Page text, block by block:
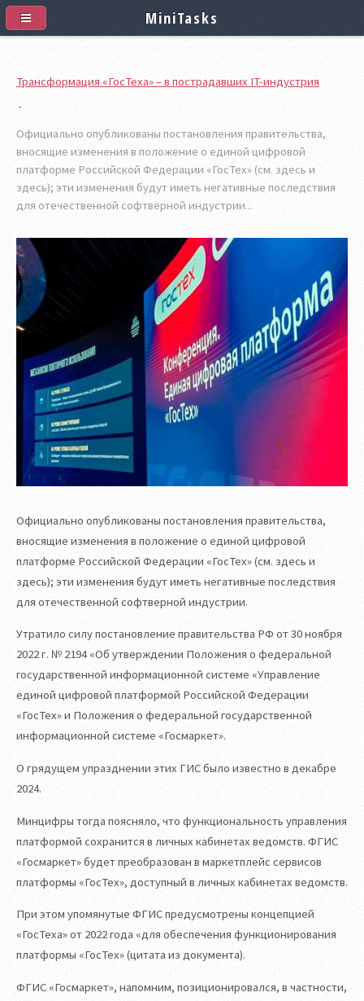
Трансформация «ГосТеха» – в пострадавших IT-индустрия
Официально опубликованы постановления правительства,
вносящие изменения в положение о единой цифровой
платформе Российской Федерации «ГосТех» (см. здесь и
здесь); эти изменения будут иметь негативные последствия
для отечественной софтверной индустрии...
Официально опубликованы постановления правительства,
вносящие изменения в положение о единой цифровой
платформе Российской Федерации «ГосТех» (см. здесь и
здесь); эти изменения будут иметь негативные последствия
для отечественной софтверной индустрии.
Утратило силу постановление правительства РФ от 30 ноября
2022 г. № 2194 «Об утверждении Положения о федеральной
государственной информационной системе «Управление
единой цифровой платформой Российской Федерации
«ГосТех» и Положения о федеральной государственной
информационной системе «Госмаркет».
О грядущем упразднении этих ГИС было известно в декабре
2024.
Минцифры тогда поясняло, что функциональность управления
платформой сохранится в личных кабинетах ведомств. ФГИС
«Госмаркет» будет преобразован в маркетплейс сервисов
платформы «ГосТех», доступный в личных кабинетах ведомств.
При этом упомянутые ФГИС предусмотрены концепцией
«ГосТеха» от 2022 года «для обеспечения функционирования
платформы «ГосТех» (цитата из документа).
ФГИС «Госмаркет», напомним, позиционировался, в частности,
MiniTasks